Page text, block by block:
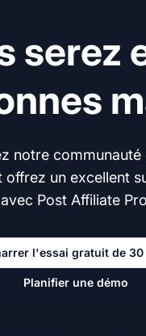
serez
notre communauté
offrez un excellent
avec Post Affiliate
l'essai gratuit de
Planifier une démo